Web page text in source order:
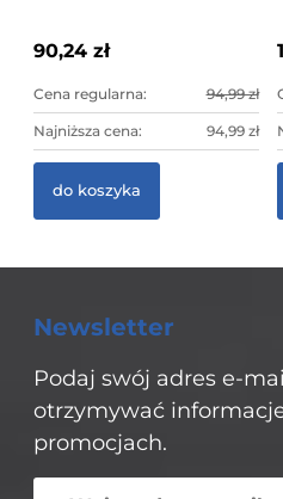
90,24 zł
Cena regularna: 94,99 zł
Najniższa cena: 94,99 zł
do koszyka
Newsletter
Podaj swój adres e-
otrzymywać
promocjach.